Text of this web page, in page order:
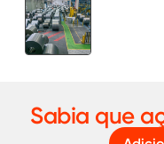
Sabia que